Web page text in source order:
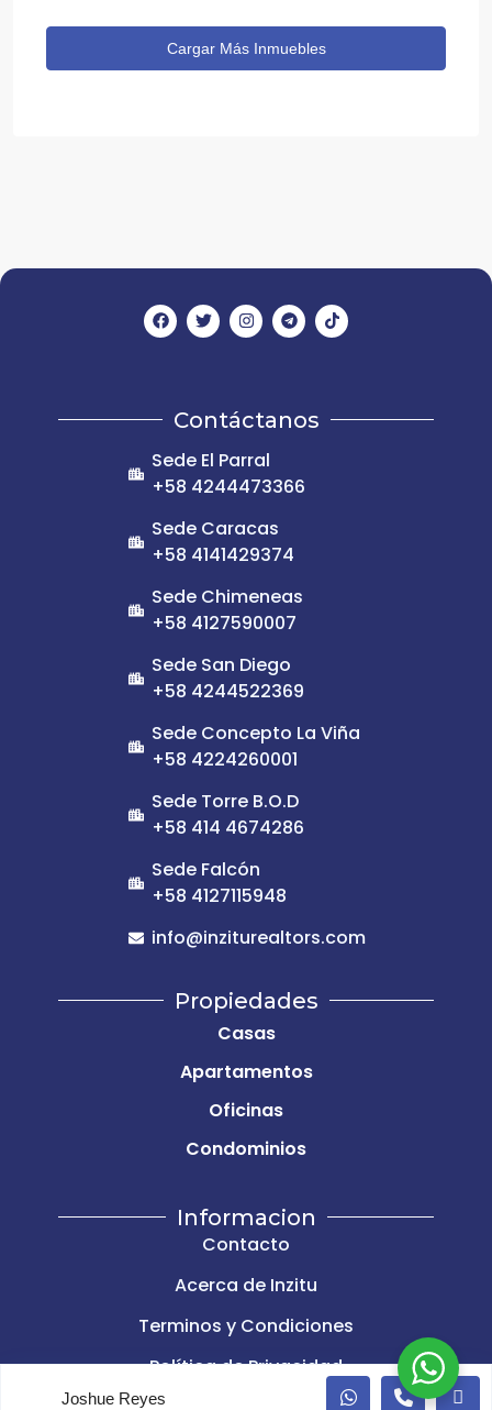
Cargar Más Inmuebles
Contáctanos
Sede El Parral
+58 4244473366
Sede Caracas
+58 4141429374
Sede Chimeneas
+58 4127590007
Sede San Diego
+58 4244522369
Sede Concepto La Viña
+58 4224260001
Sede Torre B.O.D
+58 414 4674286
Sede Falcón
+58 4127115948
info@inziturealtors.com
Propiedades
Casas
Apartamentos
Oficinas
Condominios
Informacion
Contacto
Acerca de Inzitu
Terminos y Condiciones
Política de Privacidad
Joshue Reyes